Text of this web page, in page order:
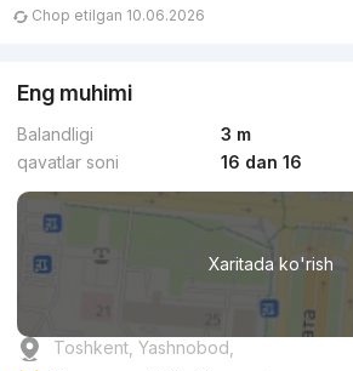
Chop etilgan 10.06.2026
Eng muhimi
Balandligi
3 m
qavatlar soni
16 dan 16
Xaritada ko'rish
Toshkent, Yashnobod,